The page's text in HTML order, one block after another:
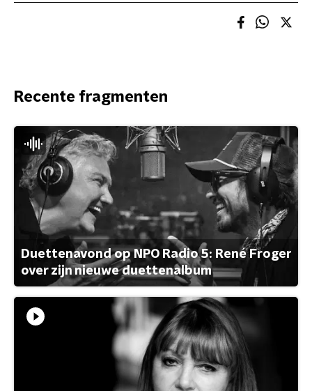
Recente fragmenten
Duettenavond op NPO Radio 5: René Froger
over zijn nieuwe duettenalbum